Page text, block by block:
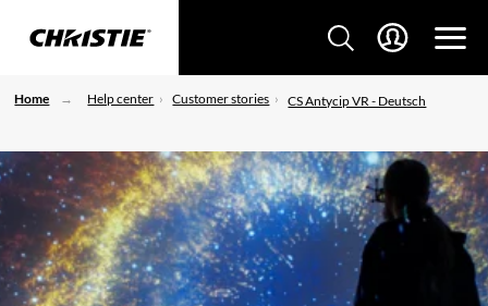
Home Help center Customer stories CS Antycip VR - Deutsch